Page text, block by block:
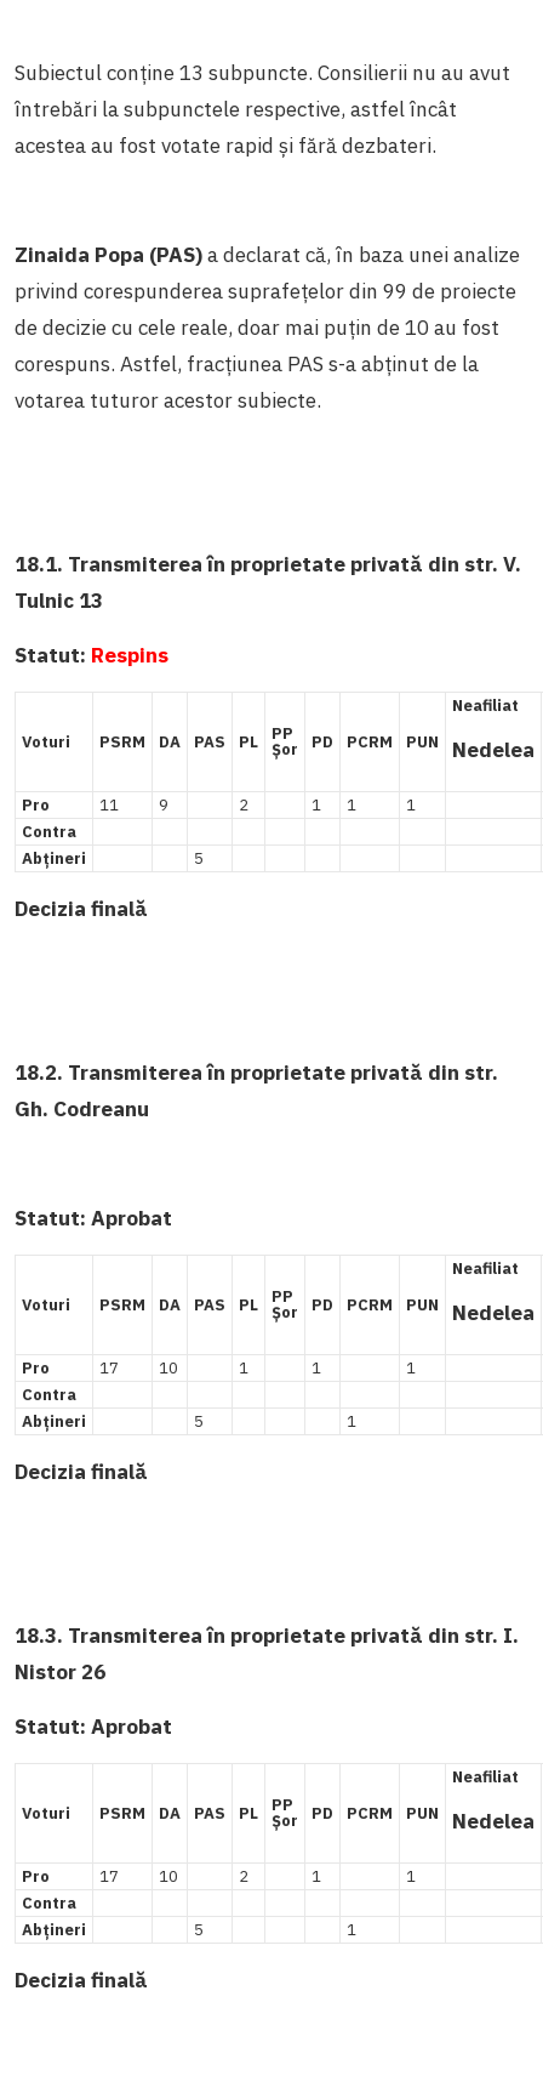
Subiectul conține 13 subpuncte. Consilierii nu au avut
întrebări la subpunctele respective, astfel încât
acestea au fost votate rapid și fără dezbateri.
Zinaida Popa (PAS)a declarat că, în baza unei analize
privind corespunderea suprafețelor din 99 de proiecte
de decizie cu cele reale, doar mai puțin de 10 au fost
corespuns. Astfel, fracțiunea PAS s-a abținut de la
votarea tuturor acestor subiecte.
18.1. Transmiterea în proprietate privată din str. V.
Tulnic 13
Statut: Respins
Voturi PSRM DA PAS PL PP
Șor PD PCRM PUN
Neafiliat
Nedelea
Pro 11 9 2 1 1
1
Contra
Abțineri
5
Decizia finală
18.2. Transmiterea în proprietate privată din str.
Gh. Codreanu
Statut: Aprobat
Voturi PSRM DA PAS PL PP
Șor PD PCRM PUN
Neafiliat
Nedelea
Pro 17 10 1 1
1
Contra
Abțineri
5 1
Decizia finală
18.3. Transmiterea în proprietate privată din str. I.
Nistor 26
Statut: Aprobat
Voturi PSRM DA PAS PL PP
Șor PD PCRM PUN
Neafiliat
Nedelea
Pro 17 10 2 1
1
Contra
Abțineri
5 1
Decizia finală